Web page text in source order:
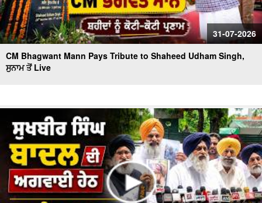
31-07-2026
CM Bhagwant Mann Pays Tribute to Shaheed Udham Singh,
ਸੁਨਾਮ ਤੋਂ Live